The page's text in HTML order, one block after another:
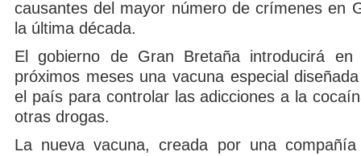
causantes del mayor número de crímenes en
la última década.
El gobierno de Gran Bretaña introducirá en
próximos meses una vacuna especial
el país para controlar las adicciones a la
otras drogas.
La nueva vacuna, creada por una